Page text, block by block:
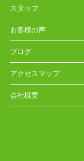
スタッフ
お客様の声
ブログ
アクセスマップ
会社概要